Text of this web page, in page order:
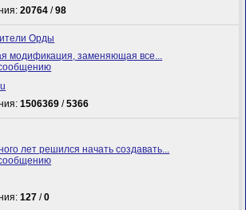
20764 /98
Орды
модификация, заменяющая все...
1506369 /5366
лет решился начать создавать...
127 /0